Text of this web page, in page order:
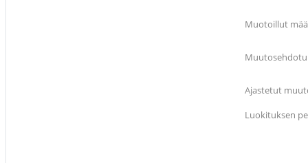
Muotoillut
Ajastetut
Luokituksen